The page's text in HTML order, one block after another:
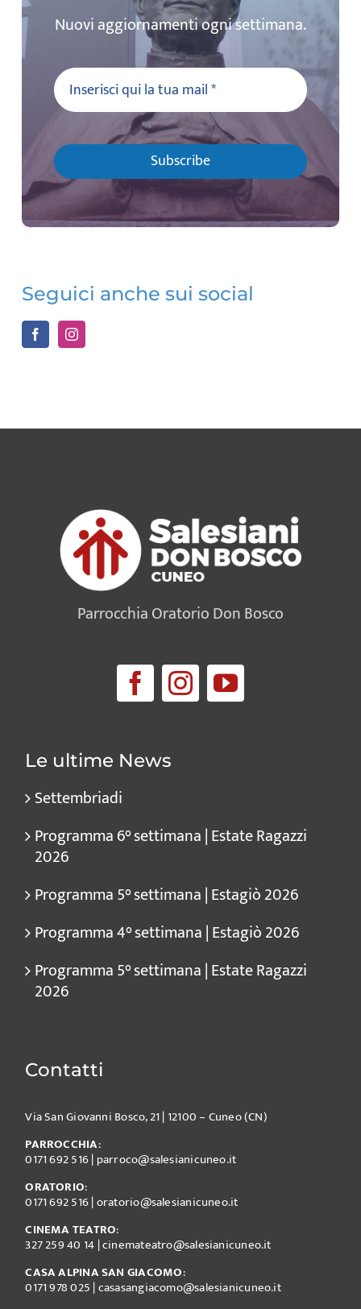
Nuovi aggiornamenti ogni settimana.
Subscribe
Seguici anche sui social
Parrocchia Oratorio Don Bosco
Le ultime News
Settembriadi
Programma 6° settimana | Estate Ragazzi
2026
Programma 5° settimana | Estagiò 2026
Programma 4° settimana | Estagiò 2026
Programma 5° settimana | Estate Ragazzi
2026
Contatti
Via San Giovanni Bosco, 21 | 12100 – Cuneo (CN)
PARROCCHIA:
0171 692 516| parroco@salesianicuneo.it
ORATORIO:
0171 692 516|oratorio@salesianicuneo.it
CINEMA TEATRO:
327 259 40 14 |cinemateatro@salesianicuneo.it
CASA ALPINA SAN GIACOMO:
0171 978 025 |casasangiacomo@salesianicuneo.it